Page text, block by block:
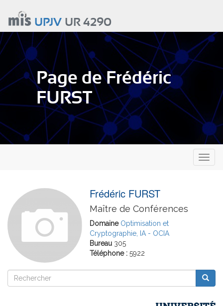
contenu
principal
UPJVUR 4290
Page de Frédéric
FURST
Frédéric FURST
Maître de Conférences
Domaine Optimisation et
Cryptographie, IA - OCIA
Bureau 305
Téléphone : 5922
Rechercher
Rechercher